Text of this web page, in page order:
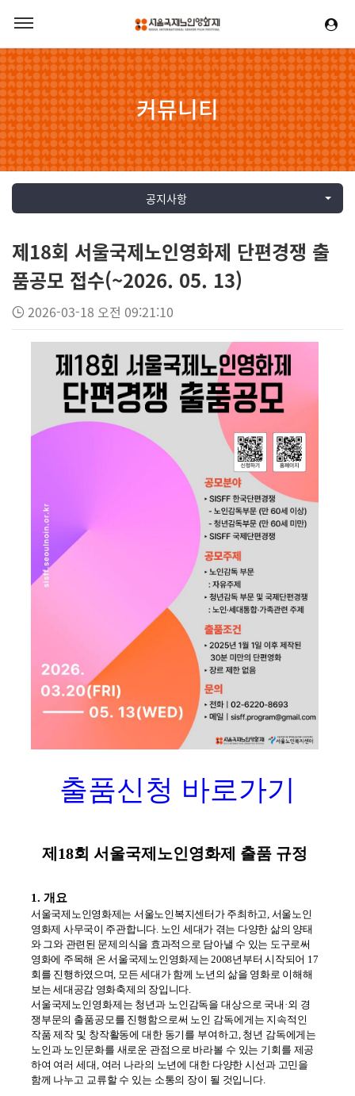
커뮤니티
공지사항
제18회 서울국제노인영화제 단편경쟁 출
품공모 접수(~2026. 05. 13)
2026-03-18 오전 09:21:10
출품신청 바로가기
제18회 서울국제노인영화제 출품 규정
1. 개요
서울국제노인영화제는 서울노인복지센터가 주최하고 서울노인
영화제 사무국이 주관합니다 노인 세대가 겪는 다양한 삶의 양태
와 그와 관련된 문제의식을 효과적으로 담아낼 수 있는 도구로써
영화에 주목해 온 서울국제노인영화제는2008년부터 시작되어 17
회를 진행하였으며 모든 세대가 함께 노년의 삶을 영화로 이해해
보는 세대공감 영화축제의 장입니다
서울국제노인영화제는 청년과 노인감독을 대상으로 국내 ·외 경
쟁부문의 출품공모를 진행함으로써 노인 감독에게는 지속적인
작품 제작 및 창작활동에 대한 동기를 부여하고 청년 감독에게는
노인과 노인문화를 새로운 관점으로 바라볼 수 있는 기회를 제공
하여 여러 세대 여러 나라의 노년에 대한 다양한 시선과 고민을
함께 나누고 교류할 수 있는 소통의 장이 될 것입니다